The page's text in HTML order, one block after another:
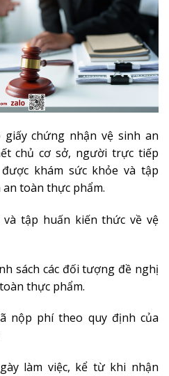
chứng nhận vệ sinh an
chủ cơ sở, người trực tiếp
khám sức khỏe và tập
toàn thực phẩm.
tập huấn kiến thức về vệ
sách các đối tượng đề nghị
thực phẩm.
nộp phí theo quy định của
làm việc, kể từ khi nhận